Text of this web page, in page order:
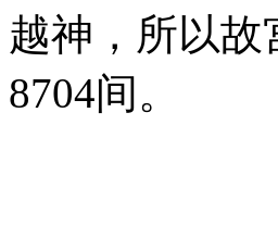
越神，所以故
8704间。